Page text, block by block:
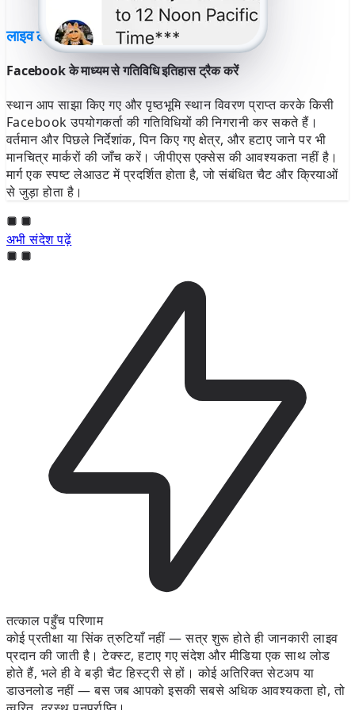
लाइव लोकेशन व्यू
Facebook के माध्यम से गतिविधि इतिहास ट्रैक करें
स्थान आप साझा किए गए और पृष्ठभूमि स्थान विवरण प्राप्त करके किसी
Facebook उपयोगकर्ता की गतिविधियों की निगरानी कर सकते हैं।
वर्तमान और पिछले निर्देशांक, पिन किए गए क्षेत्र, और हटाए जाने पर भी
मानचित्र मार्करों की जाँच करें। जीपीएस एक्सेस की आवश्यकता नहीं है।
मार्ग एक स्पष्ट लेआउट में प्रदर्शित होता है, जो संबंधित चैट और क्रियाओं
से जुड़ा होता है।
अभी संदेश पढ़ें
तत्काल पहुँच परिणाम
कोई प्रतीक्षा या सिंक त्रुटियाँ नहीं — सत्र शुरू होते ही जानकारी लाइव
प्रदान की जाती है। टेक्स्ट, हटाए गए संदेश और मीडिया एक साथ लोड
होते हैं, भले ही वे बड़ी चैट हिस्ट्री से हों। कोई अतिरिक्त सेटअप या
डाउनलोड नहीं — बस जब आपको इसकी सबसे अधिक आवश्यकता हो, तो